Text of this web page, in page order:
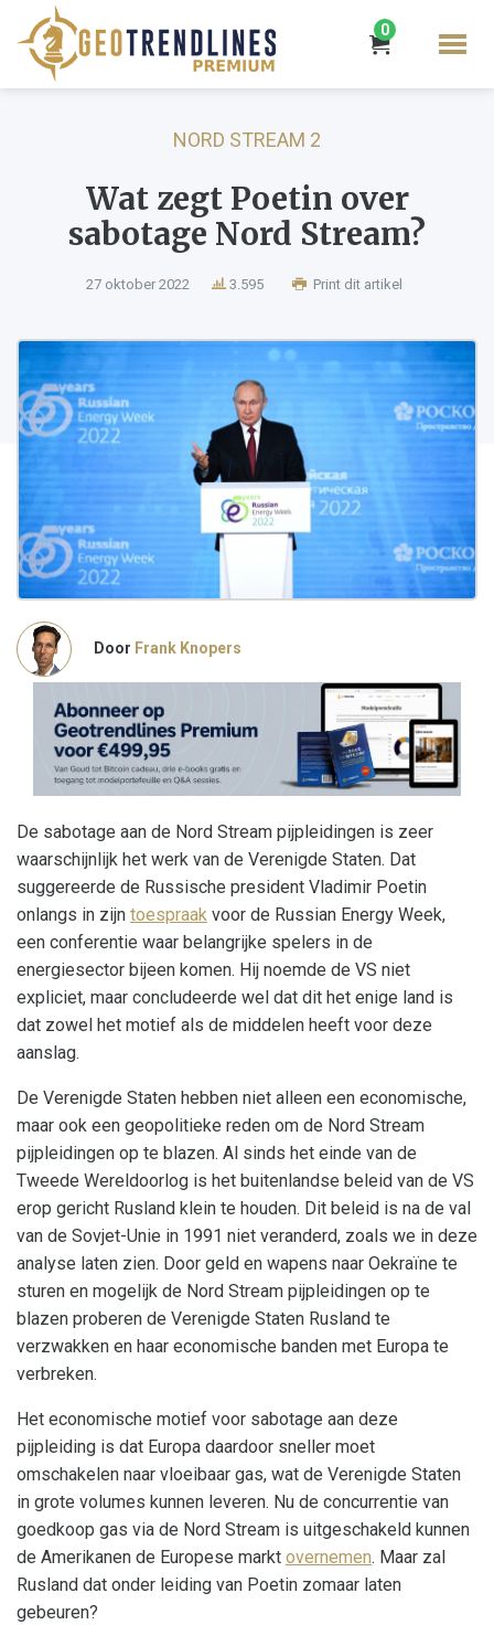
0
NORD STREAM 2
Wat zegt Poetin over
sabotage Nord Stream?
27 oktober 2022 3.595 Print dit artikel
Door Frank Knopers
De sabotage aan de Nord Stream pijpleidingen is zeer
waarschijnlijk het werk van de Verenigde Staten. Dat
suggereerde de Russische president Vladimir Poetin
onlangs in zijn toespraak voor de Russian Energy Week,
een conferentie waar belangrijke spelers in de
energiesector bijeen komen. Hij noemde de VS niet
expliciet, maar concludeerde wel dat dit het enige land is
dat zowel het motief als de middelen heeft voor deze
aanslag.
De Verenigde Staten hebben niet alleen een economische,
maar ook een geopolitieke reden om de Nord Stream
pijpleidingen op te blazen. Al sinds het einde van de
Tweede Wereldoorlog is het buitenlandse beleid van de VS
erop gericht Rusland klein te houden. Dit beleid is na de val
van de Sovjet-Unie in 1991 niet veranderd, zoals we in deze
analyse laten zien. Door geld en wapens naar Oekraïne te
sturen en mogelijk de Nord Stream pijpleidingen op te
blazen proberen de Verenigde Staten Rusland te
verzwakken en haar economische banden met Europa te
verbreken.
Het economische motief voor sabotage aan deze
pijpleiding is dat Europa daardoor sneller moet
omschakelen naar vloeibaar gas, wat de Verenigde Staten
in grote volumes kunnen leveren. Nu de concurrentie van
goedkoop gas via de Nord Stream is uitgeschakeld kunnen
de Amerikanen de Europese markt overnemen. Maar zal
Rusland dat onder leiding van Poetin zomaar laten
gebeuren?